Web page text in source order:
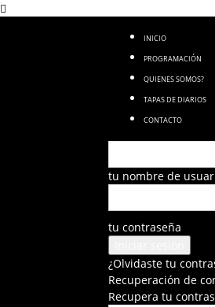
INICIO
PROGRAMACIÓN
QUIENES SOMOS?
TAPAS DE DIARIOS
CONTACTO
tu nombre de
tu contraseña
¿Olvidaste tu
Recuperación de
Recupera tu